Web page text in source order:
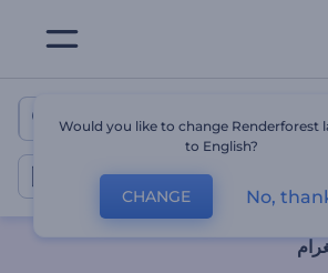
إنستغرام
Would you like to change Renderforest
to English?
CHANGE No,